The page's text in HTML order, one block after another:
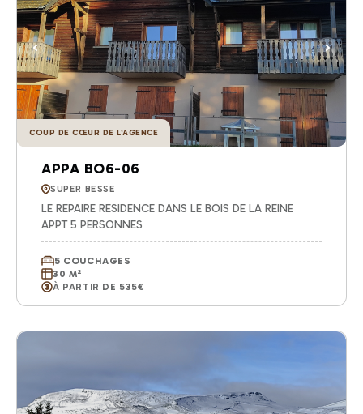
COUP DE CŒUR DE L'AGENCE
APPA BO6-06
SUPER BESSE
LE REPAIRE RESIDENCE DANS LE BOIS DE LA REINE
APPT 5 PERSONNES
5 COUCHAGES
30 M²
À PARTIR DE 535€